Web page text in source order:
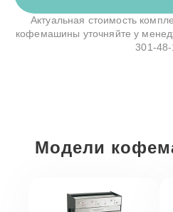
Актуальная стоимость
кофемашины уточняйте у
301-
Модели